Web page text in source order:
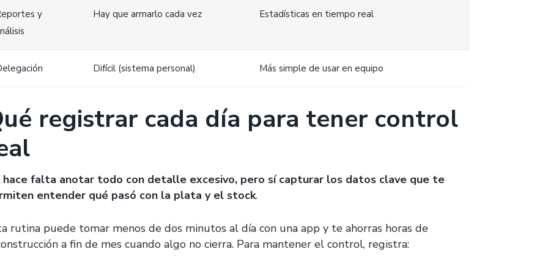
y
Hay que armarlo cada vez Estadísticas en tiempo real
Difícil (sistema personal) Más simple de usar en equipo
registrar cada día para tener control
hace falta anotar todo con detalle excesivo, pero sí capturar los datos clave que te
entender qué pasó con la plata y el stock.
rutina puede tomar menos de dos minutos al día con una app y te ahorras horas de
a fin de mes cuando algo no cierra. Para mantener el control, registra: